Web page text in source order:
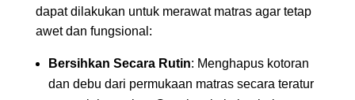
dapat dilakukan untuk merawat matras agar tetap
awet dan fungsional:
Bersihkan Secara Rutin: Menghapus kotoran
dan debu dari permukaan matras secara teratur